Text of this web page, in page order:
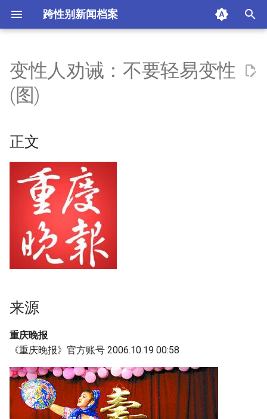
跨性别新闻档案
t
a
a
c
正文
采访信息
身心错位
求爱者众
采访后记
摘要与附加信息
Metadata]
变性人劝诫：不要轻易变性
(图)
正文
来源
重庆晚报
《重庆晚报》官方账号 2006.10.19 00:58